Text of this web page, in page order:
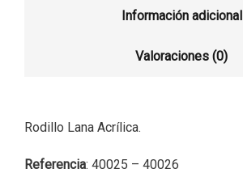
Información adicional
Valoraciones (0)
Rodillo Lana Acrílica.
Referencia: 40025 – 40026